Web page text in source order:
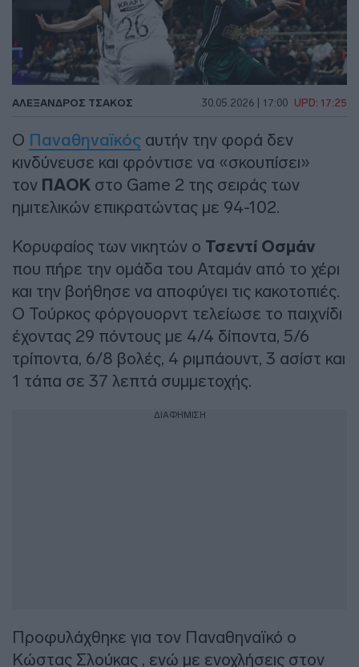
ΑΛΈΞΑΝΔΡΟΣ ΤΣΆΚΟΣ 30.05.2026 | 17:00 UPD: 17:25
Ο Παναθηναϊκός αυτήν την φορά δεν
κινδύνευσε και φρόντισε να «σκουπίσει»
τον ΠΑΟΚ στο Game 2 της σειράς των
ημιτελικών επικρατώντας με 94-102.
Κορυφαίος των νικητών ο Τσεντί Οσμάν
που πήρε την ομάδα του Αταμάν από το χέρι
και την βοήθησε να αποφύγει τις κακοτοπιές.
Ο Τούρκος φόργουορντ τελείωσε το παιχνίδι
έχοντας 29 πόντους με 4/4 δίποντα, 5/6
τρίποντα, 6/8 βολές, 4 ριμπάουντ, 3 ασίστ και
1 τάπα σε 37 λεπτά συμμετοχής.
ΔΙΑΦΗΜΙΣΗ
Προφυλάχθηκε για τον Παναθηναϊκό ο
Κώστας Σλούκας , ενώ με ενοχλήσεις στον